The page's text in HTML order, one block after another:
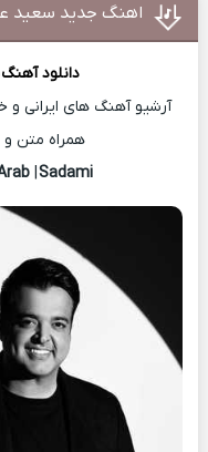
اهنگ جدید سعید
دانلود آهنگ
آرشیو آهنگ های ایرانی و
همراه متن
|Sadami